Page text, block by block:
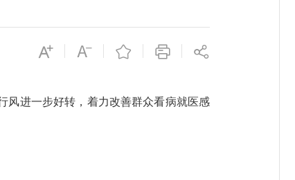
进一步好转，着力改善群众看病就医感